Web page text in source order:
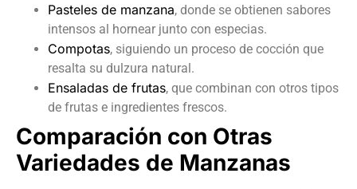
Pasteles de manzana, donde se obtienen sabores
intensos al hornear junto con especias.
Compotas, siguiendo un proceso de cocción que
resalta su dulzura natural.
Ensaladas de frutas, que combinan con otros tipos
de frutas e ingredientes frescos.
Comparación con Otras
Variedades de Manzanas